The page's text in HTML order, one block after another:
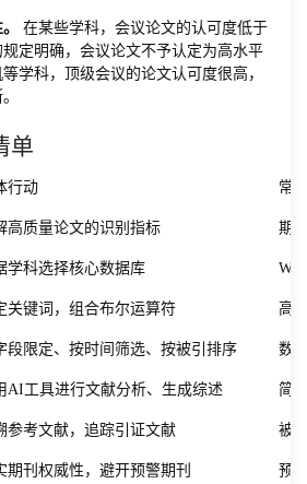
在某些学科，会议论文的认可度低于
定明确，会议论文不予认定为高水平
学科，顶级会议的论文认可度很高，
单
行动 常
高质量论文的识别指标 期
学科选择核心数据库
关键词，组合布尔运算符 高
段限定、按时间筛选、按被引排序 数
AI工具进行文献分析、生成综述 简
参考文献，追踪引证文献 被
期刊权威性，避开预警期刊 预